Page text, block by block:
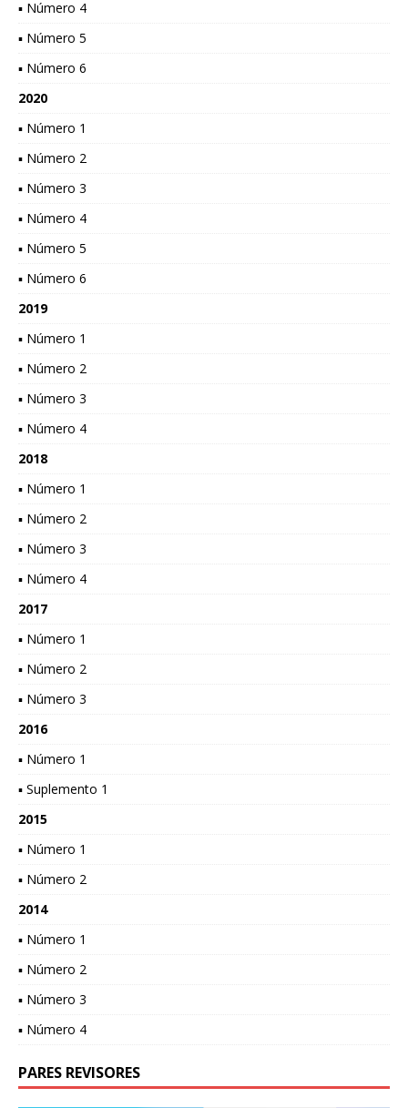
▪ Número 4
▪ Número 5
▪ Número 6
2020
▪ Número 1
▪ Número 2
▪ Número 3
▪ Número 4
▪ Número 5
▪ Número 6
2019
▪ Número 1
▪ Número 2
▪ Número 3
▪ Número 4
2018
▪ Número 1
▪ Número 2
▪ Número 3
▪ Número 4
2017
▪ Número 1
▪ Número 2
▪ Número 3
2016
▪ Número 1
▪ Suplemento 1
2015
▪ Número 1
▪ Número 2
2014
▪ Número 1
▪ Número 2
▪ Número 3
▪ Número 4
PARES REVISORES